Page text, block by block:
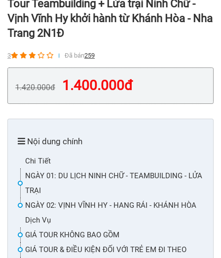
Tour Teambuilding + Lửa trại Ninh Chữ -
Vịnh Vĩnh Hy khởi hành từ Khánh Hòa - Nha
Trang 2N1Đ
3 Đã bán259
1.420.000đ 1.400.000đ
Nội dung chính
Chi Tiết
NGÀY 01: DU LỊCH NINH CHỮ - TEAMBUILDING - LỬA
TRẠI
NGÀY 02: VỊNH VĨNH HY - HANG RÁI - KHÁNH HÒA
Dịch Vụ
GIÁ TOUR KHÔNG BAO GỒM
GIÁ TOUR & ĐIỀU KIỆN ĐỐI VỚI TRẺ EM ĐI THEO